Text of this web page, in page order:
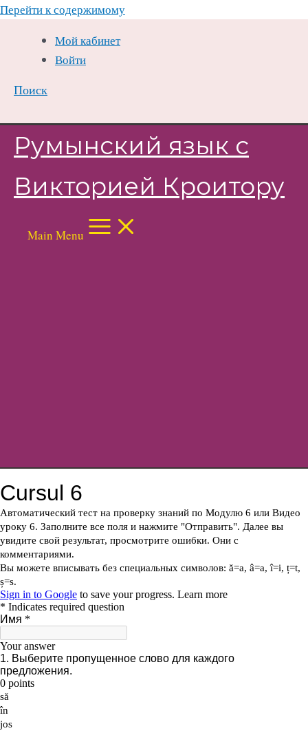
Перейти к содержимому
Мой кабинет
Войти
Поиск
Румынский язык с
Викторией Кроитору
Main Menu